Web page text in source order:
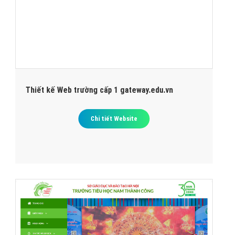
Thiết kế Web trường cấp 1 gateway.edu.vn
Chi tiết Website